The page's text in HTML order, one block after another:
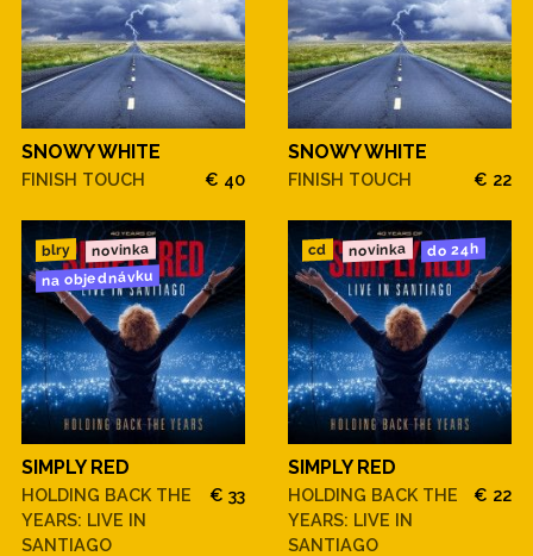
SNOWY WHITE
FINISH TOUCH € 40
SNOWY WHITE
FINISH TOUCH € 22
blry novinka
na objednávku
SIMPLY RED
HOLDING BACK THE
YEARS: LIVE IN
SANTIAGO
€ 33
cd novinka do 24h
SIMPLY RED
HOLDING BACK THE
YEARS: LIVE IN
SANTIAGO
€ 22